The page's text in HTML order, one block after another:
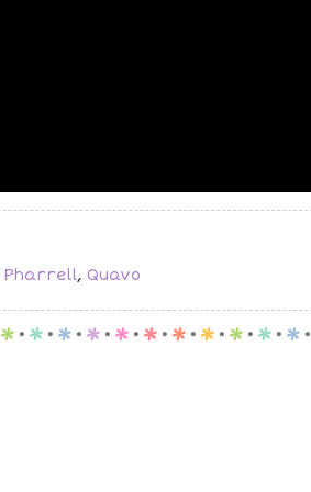
Pharrell, Quavo
p . p . p . p . p . p . p . p . p . p . p .